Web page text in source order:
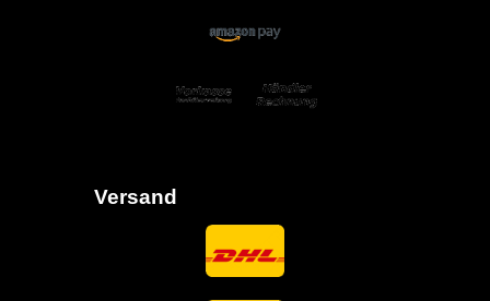
Versand